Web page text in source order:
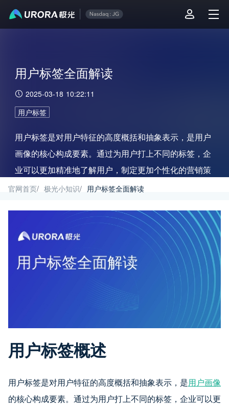
用户标签全面解读
2025-03-18 10:22:11
用户标签
用户标签是对用户特征的高度概括和抽象表示，是用户
画像的核心构成要素。通过为用户打上不同的标签，企
业可以更加精准地了解用户，制定更加个性化的营销策
略、产品设计和运营策略。
官网首页/ 极光小知识/ 用户标签全面解读
用户标签概述
用户标签是对用户特征的高度概括和抽象表示，是用户画像
的核心构成要素。通过为用户打上不同的标签，企业可以更